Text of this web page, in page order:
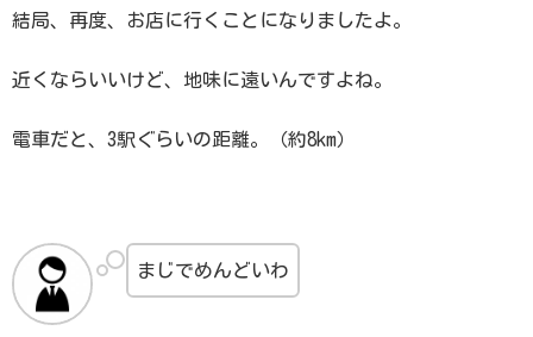
結局、再度、お店に行くことになりましたよ。
近くならいいけど、地味に遠いんですよね。
電車だと、3駅ぐらいの距離。（約8km）
まじでめんどいわ